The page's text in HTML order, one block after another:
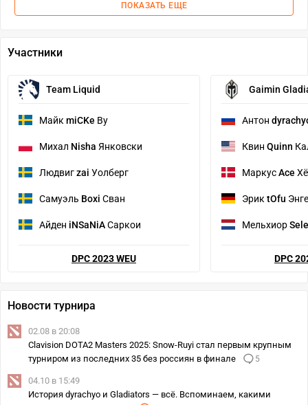
ПОКАЗАТЬ ЕЩЕ
Участники
Team Liquid
Майк miCKe Ву
Михал Nisha Янковски
Людвигzai Уолберг
Самуэль Boxi Сван
Айден iNSaNiAСаркои
DPC 2023 WEU
Gaimin
Антон
Квин Quinn
МаркусAce
Эрик tOfu
Мельхиор
DPC
Новости турнира
02.08 в 20:08
Clavision DOTA2 Masters 2025: Snow-Ruyi стал первым крупным
турниром из последних 35 без россиян в финале
5
04.10 в 15:49
История dyrachyo и Gladiators — всё. Вспоминаем, какими